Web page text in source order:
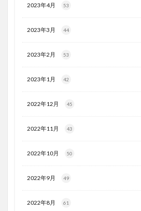
2023年4月 53
2023年3月 44
2023年2月 53
2023年1月 42
2022年12月 45
2022年11月 43
2022年10月 50
2022年9月 49
2022年8月 61